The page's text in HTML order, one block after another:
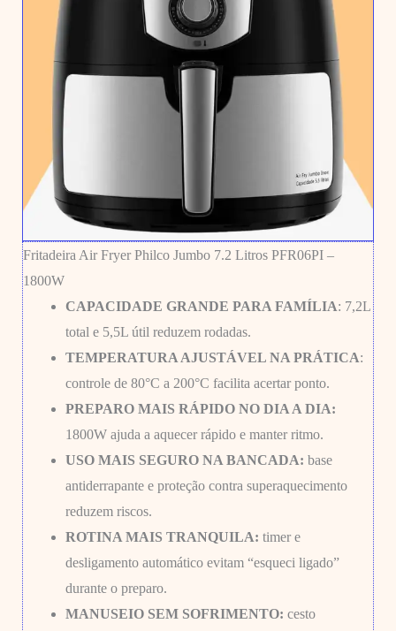
Fritadeira Air Fryer Philco Jumbo 7.2 Litros PFR06PI –
1800W
CAPACIDADE GRANDE PARA FAMÍLIA: 7,2L
total e 5,5L útil reduzem rodadas.
TEMPERATURA AJUSTÁVEL NA PRÁTICA:
controle de 80°C a 200°C facilita acertar ponto.
PREPARO MAIS RÁPIDO NO DIA A DIA:
1800W ajuda a aquecer rápido e manter ritmo.
USO MAIS SEGURO NA BANCADA: base
antiderrapante e proteção contra superaquecimento
reduzem riscos.
ROTINA MAIS TRANQUILA: timer e
desligamento automático evitam “esqueci ligado”
durante o preparo.
MANUSEIO SEM SOFRIMENTO: cesto